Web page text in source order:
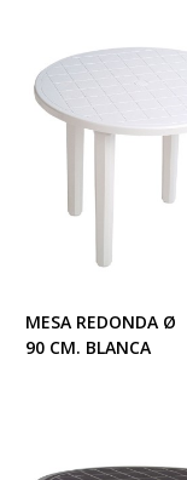
MESA REDONDA Ø
90 CM. BLANCA